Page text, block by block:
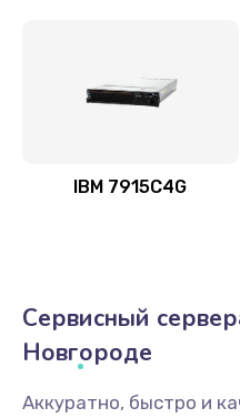
IBM 7915C4G
Сервисный
Новгороде
Аккуратно, быстро и